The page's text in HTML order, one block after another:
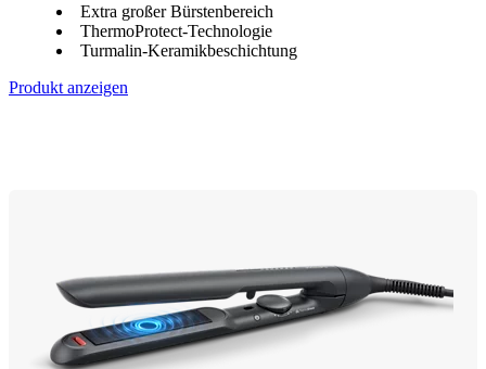
Extra großer Bürstenbereich
ThermoProtect-Technologie
Turmalin-Keramikbeschichtung
Produkt anzeigen